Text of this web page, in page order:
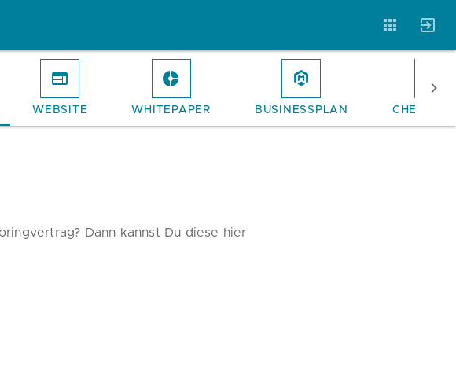
Vorlagen Neukunden Unternehmen
WEBSITE WHITEPAPER BUSINESSPLAN
Dann kannst Du diese hier